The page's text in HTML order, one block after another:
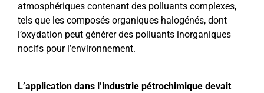
atmosphériques contenant des polluants complexes,
tels que les composés organiques halogénés, dont
l’oxydation peut générer des polluants inorganiques
nocifs pour l’environnement.
L’application dans l’industrie pétrochimique devait